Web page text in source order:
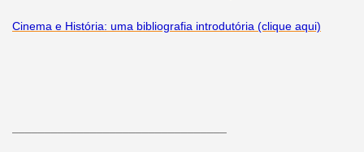
Cinema e História: uma bibliografia introdutória (clique aqui)